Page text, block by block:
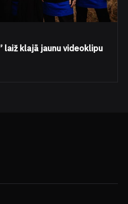
laiž klajā jaunu videoklipu